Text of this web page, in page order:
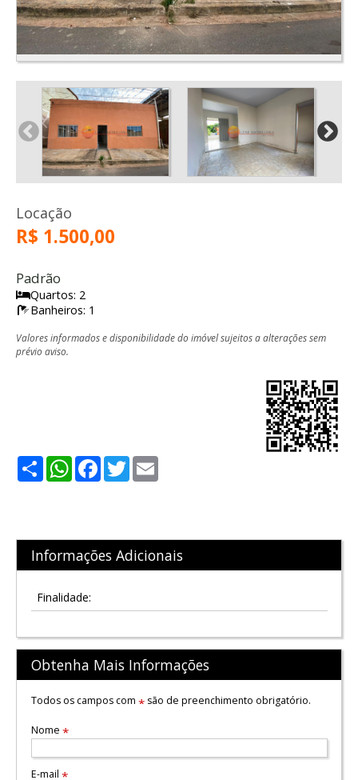
Locação
R$ 1.500,00
Padrão
Quartos: 2
Banheiros: 1
Valores informados e disponibilidade do imóvel sujeitos a alterações sem
prévio aviso.
ShareWhatsApp
Facebook
Twitter
Informações Adicionais
Finalidade:
Obtenha Mais Informações
Todos os campos com *são de preenchimento obrigatório.
Nome *
E-mail *